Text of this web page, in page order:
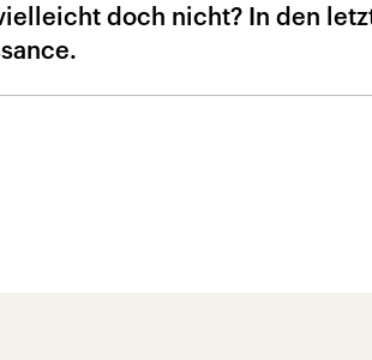
doch nicht? In den